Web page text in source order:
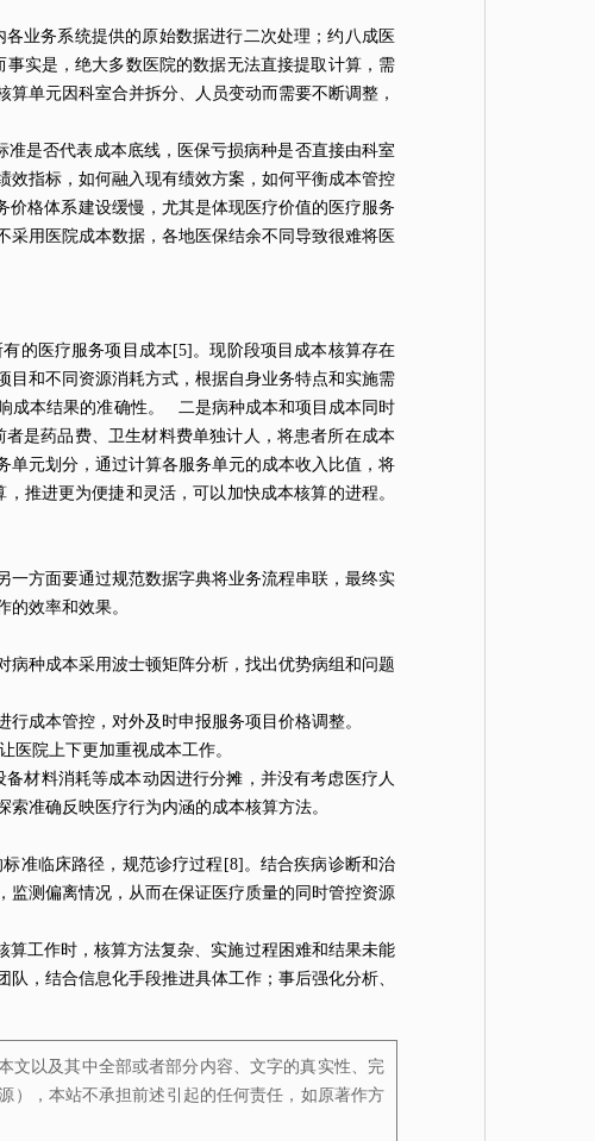
业务系统提供的原始数据进行二次处理；约八成医
实是，绝大多数医院的数据无法直接提取计算，需
单元因科室合并拆分、人员变动而需要不断调整，
是否代表成本底线，医保亏损病种是否直接由科室
指标，如何融入现有绩效方案，如何平衡成本管控
格体系建设缓慢，尤其是体现医疗价值的医疗服务
用医院成本数据，各地医保结余不同导致很难将医
的医疗服务项目成本[5]。现阶段项目成本核算存在
和不同资源消耗方式，根据自身业务特点和实施需
成本结果的准确性。 二是病种成本和项目成本同时
是药品费、 卫生材料费单独计人，将患者所在成本
元划分，通过计算各服务单元的成本收入比值，将
推进更为便捷和灵活，可以加快成本核算的进程。
方面要通过规范数据字典将业务流程串联，最终实
的效率和效果。
种成本采用波士顿矩阵分析，找出优势病组和问题
行成本管控，对外及时申报服务项目价格调整。
医院上下更加重视成本工作。
材料消耗等成本动因进行分摊，并没有考虑医疗人
索准确反映医疗行为内涵的成本核算方法。
准临床路径，规范诊疗过程[8]。结合疾病诊断和治
测偏离情况，从而在保证医疗质量的同时管控资源
工作时，核算方法复杂、实施过程困难和结果未能
，结合信息化手段推进具体工作；事后强化分析、
文以及其中全部或者部分内容、文字的真实性、完
），本站不承担前述引起的任何责任，如原著作方